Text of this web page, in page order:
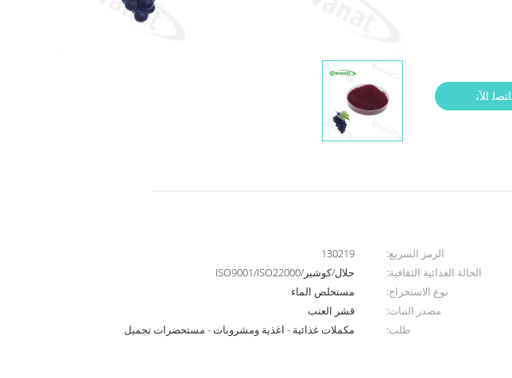
ﺎﺘﺼﻟ ﺍﻶﻧ
الرمز السريع:
130219
الحالة الغذائية الثقافية:
حلال/كوشير/ISO9001/ISO22000
نوع الاستخراج:
مستخلص الماء
مصدر النبات:
قشر العنب
طلب:
مكملات غذائية - اغذية ومشروبات - مستحضرات تجميل